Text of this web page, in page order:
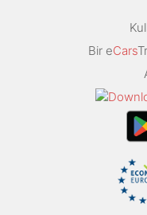
Bir eCars